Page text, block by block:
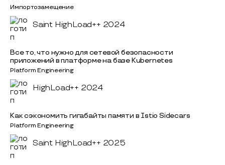
Импортозамещение
Saint HighLoad++ 2024
Все то, что нужно для сетевой безопасности
приложений в платформе на базе Kubernetes
Platform Engineering
HighLoad++ 2024
Как сэкономить гигабайты памяти в Istio Sidecars
Platform Engineering
Saint HighLoad++ 2025